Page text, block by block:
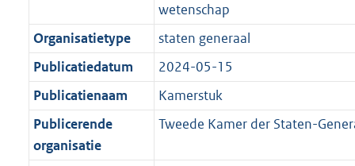
wetenschap
Organisatietype
staten generaal
Publicatiedatum
2024-05-15
Publicatienaam
Kamerstuk
Publicerende
organisatie
Tweede Kamer der Staten-